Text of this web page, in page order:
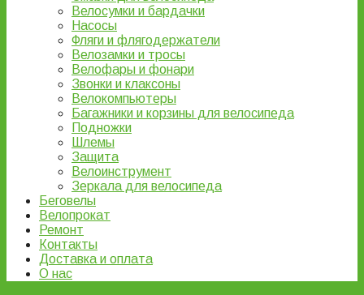
Велосумки и бардачки
Насосы
Фляги и флягодержатели
Велозамки и тросы
Велофары и фонари
Звонки и клаксоны
Велокомпьютеры
Багажники и корзины для велосипеда
Подножки
Шлемы
Защита
Велоинструмент
Зеркала для велосипеда
Беговелы
Велопрокат
Ремонт
Контакты
Доставка и оплата
О нас